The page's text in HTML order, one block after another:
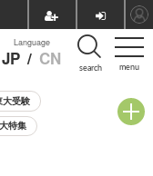
menu
Language
JP / CN search
大受験
特集